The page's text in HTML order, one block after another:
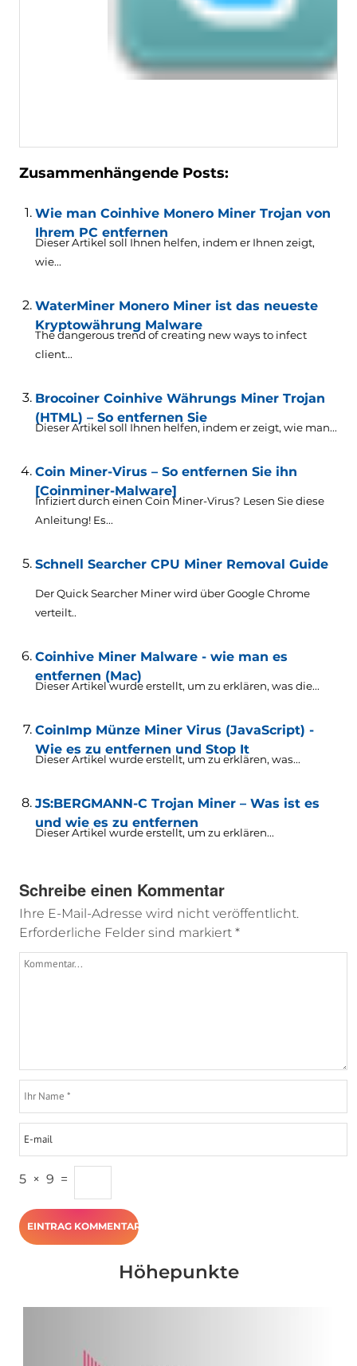
Zusammenhängende Posts:
Wie man Coinhive Monero Miner Trojan von
Ihrem PC entfernen
Dieser Artikel soll Ihnen helfen, indem er Ihnen zeigt,
wie...
WaterMiner Monero Miner ist das neueste
Kryptowährung Malware
The dangerous trend of creating new ways to infect
client...
Brocoiner Coinhive Währungs Miner Trojan
(HTML) – So entfernen Sie
Dieser Artikel soll Ihnen helfen, indem er zeigt, wie man...
Coin Miner-Virus – So entfernen Sie ihn
[Coinminer-Malware]
Infiziert durch einen Coin Miner-Virus? Lesen Sie diese
Anleitung! Es...
Schnell Searcher CPU Miner Removal Guide
Der Quick Searcher Miner wird über Google Chrome
verteilt..
Coinhive Miner Malware - wie man es
entfernen (Mac)
Dieser Artikel wurde erstellt, um zu erklären, was die...
CoinImp Münze Miner Virus (JavaScript) -
Wie es zu entfernen und Stop It
Dieser Artikel wurde erstellt, um zu erklären, was...
JS:BERGMANN-C Trojan Miner – Was ist es
und wie es zu entfernen
Dieser Artikel wurde erstellt, um zu erklären...
Schreibe einen Kommentar
Ihre E-Mail-Adresse wird nicht veröffentlicht.
Erforderliche Felder sind markiert *
5 × 9 =
Höhepunkte